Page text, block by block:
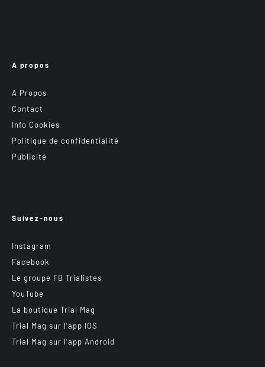
A propos
A Propos
Contact
Info Cookies
Politique de confidentialité
Publicité
Suivez-nous
Instagram
Facebook
Le groupe FB Trialistes
YouTube
La boutique Trial Mag
Trial Mag sur l’app IOS
Trial Mag sur l’app Android